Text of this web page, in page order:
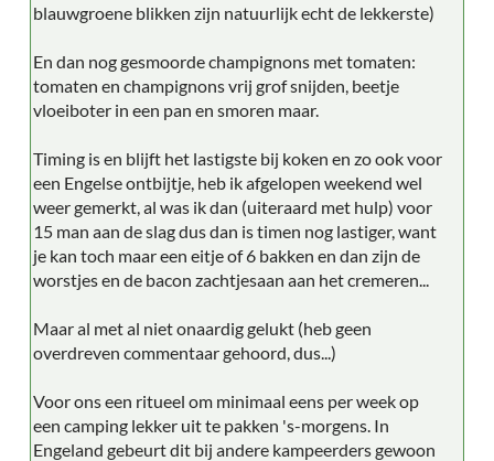
blauwgroene blikken zijn natuurlijk echt de lekkerste)
En dan nog gesmoorde champignons met tomaten:
tomaten en champignons vrij grof snijden, beetje
vloeiboter in een pan en smoren maar.
Timing is en blijft het lastigste bij koken en zo ook voor
een Engelse ontbijtje, heb ik afgelopen weekend wel
weer gemerkt, al was ik dan (uiteraard met hulp) voor
15 man aan de slag dus dan is timen nog lastiger, want
je kan toch maar een eitje of 6 bakken en dan zijn de
worstjes en de bacon zachtjesaan aan het cremeren...
Maar al met al niet onaardig gelukt (heb geen
overdreven commentaar gehoord, dus...)
Voor ons een ritueel om minimaal eens per week op
een camping lekker uit te pakken 's-morgens. In
Engeland gebeurt dit bij andere kampeerders gewoon